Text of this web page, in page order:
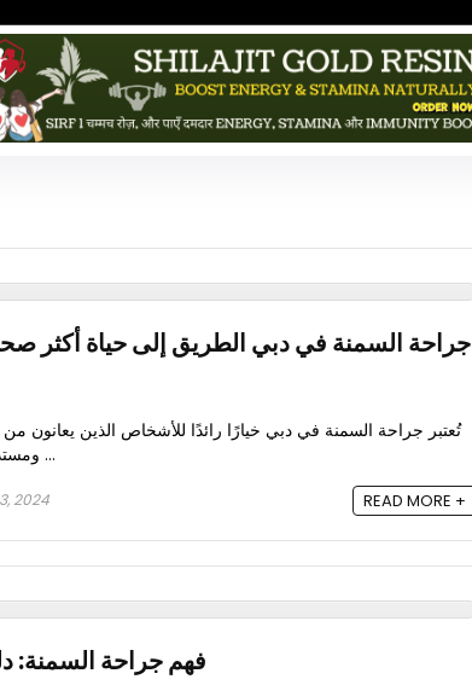
جراحة السمنة في دبي الطريق إلى حياة أكثر
تُعتبر جراحة السمنة في دبي خيارًا رائدًا للأشخاص الذين يعانون
ومستدام لفقدان الوزن. مع التقنيات المتطورة ...
2024 READ MORE +
فهم جراحة السمنة: